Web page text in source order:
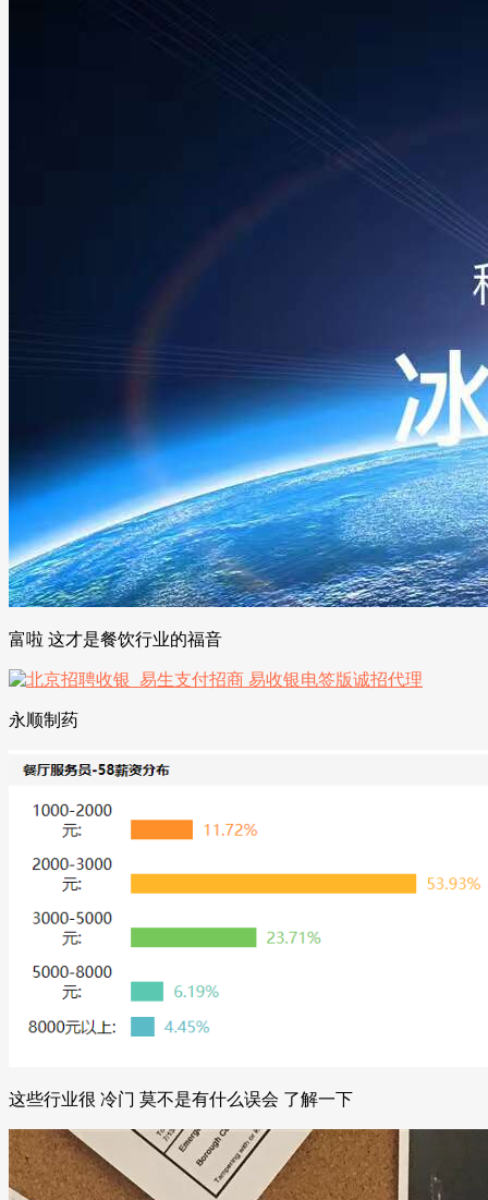
富啦 这才是餐饮行业的福音
永顺制药
这些行业很 冷门 莫不是有什么误会 了解一下